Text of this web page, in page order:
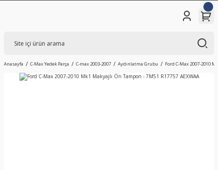
Anasayfa C-Max Yedek Parça C-max 2003-2007 Aydınlatma Grubu Ford C-Max 2007-2010